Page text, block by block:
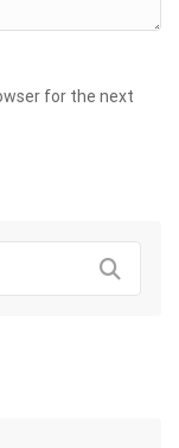
for the next